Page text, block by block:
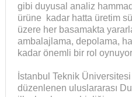
gibi duyusal analiz
ürüne kadar hatta üretim
üzere her basamakta
ambalajlama, depolama,
kadar önemli bir rol
İstanbul Teknik
düzenlenen uluslararası